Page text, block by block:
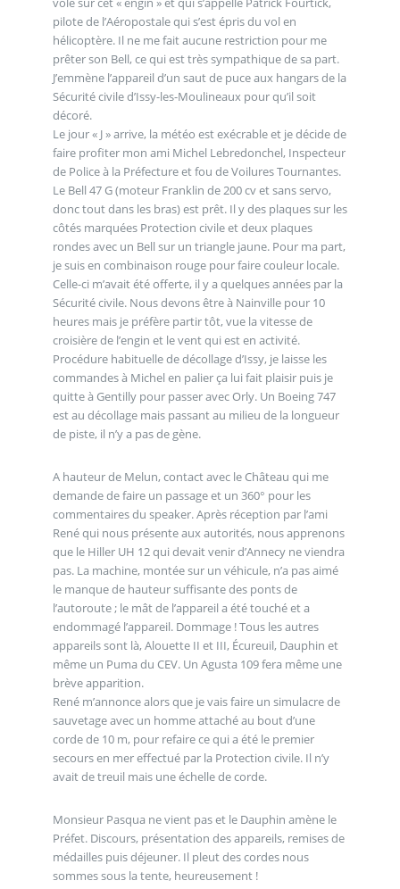
pilote de l’Aéropostale qui s’est épris du vol en
hélicoptère. Il ne me fait aucune restriction pour me
prêter son Bell, ce qui est très sympathique de sa part.
J’emmène l’appareil d’un saut de puce aux hangars de la
Sécurité civile d’Issy-les-Moulineaux pour qu’il soit
décoré.
Le jour « J » arrive, la météo est exécrable et je décide de
faire profiter mon ami Michel Lebredonchel, Inspecteur
de Police à la Préfecture et fou de Voilures Tournantes.
Le Bell 47 G (moteur Franklin de 200 cv et sans servo,
donc tout dans les bras) est prêt. Il y des plaques sur les
côtés marquées Protection civile et deux plaques
rondes avec un Bell sur un triangle jaune. Pour ma part,
je suis en combinaison rouge pour faire couleur locale.
Celle-ci m’avait été offerte, il y a quelques années par la
Sécurité civile. Nous devons être à Nainville pour 10
heures mais je préfère partir tôt, vue la vitesse de
croisière de l’engin et le vent qui est en activité.
Procédure habituelle de décollage d’Issy, je laisse les
commandes à Michel en palier ça lui fait plaisir puis je
quitte à Gentilly pour passer avec Orly. Un Boeing 747
est au décollage mais passant au milieu de la longueur
de piste, il n’y a pas de gène.
A hauteur de Melun, contact avec le Château qui me
demande de faire un passage et un 360° pour les
commentaires du speaker. Après réception par l’ami
René qui nous présente aux autorités, nous apprenons
que le Hiller UH 12 qui devait venir d’Annecy ne viendra
pas. La machine, montée sur un véhicule, n’a pas aimé
le manque de hauteur suffisante des ponts de
l’autoroute ; le mât de l’appareil a été touché et a
endommagé l’appareil. Dommage ! Tous les autres
appareils sont là, Alouette II et III, Écureuil, Dauphin et
même un Puma du CEV. Un Agusta 109 fera même une
brève apparition.
René m’annonce alors que je vais faire un simulacre de
sauvetage avec un homme attaché au bout d’une
corde de 10 m, pour refaire ce qui a été le premier
secours en mer effectué par la Protection civile. Il n’y
avait de treuil mais une échelle de corde.
Monsieur Pasqua ne vient pas et le Dauphin amène le
Préfet. Discours, présentation des appareils, remises de
médailles puis déjeuner. Il pleut des cordes nous
sommes sous la tente, heureusement !